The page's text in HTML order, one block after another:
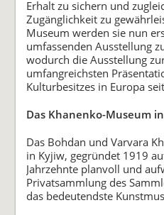
Erhalt zu sichern und
Zugänglichkeit zu
Museum werden sie nun
umfassenden Ausstellung
wodurch die Ausstellung
umfangreichsten
Kulturbesitzes in Europa
Das Khanenko-Museum
Das Bohdan und Varvara
in Kyjiw, gegründet 1919
Jahrzehnte planvoll und
Privatsammlung des
das bedeutendste